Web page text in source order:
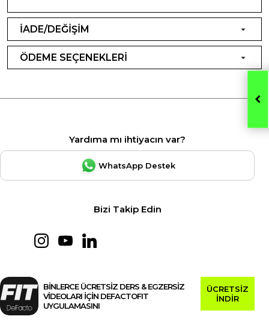
İADE/DEĞİŞİM
ÖDEME SEÇENEKLERİ
Yardıma mı ihtiyacın var?
WhatsApp Destek
Bizi Takip Edin
BİNLERCE ÜCRETSİZ DERS & EGZERSİZ
VİDEOLARI İÇİN DEFACTOFIT
UYGULAMASINI
ÜCRETSİZ
İNDİR